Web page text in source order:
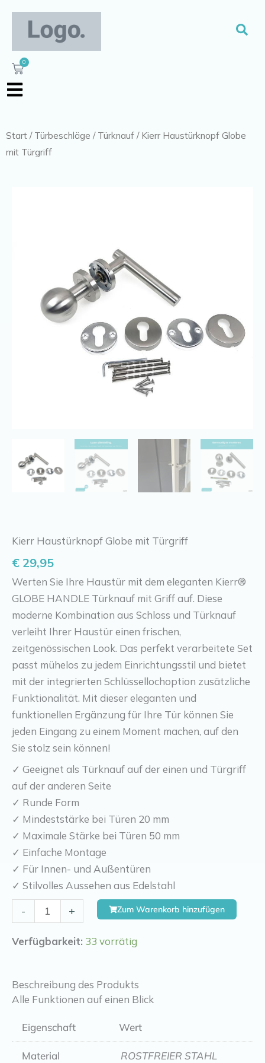
springen
0
Warenkorb
Start / Türbeschläge / Türknauf / Kierr Haustürknopf Globe
mit Türgriff
Kierr Haustürknopf Globe mit Türgriff
€ 29,95
Werten Sie Ihre Haustür mit dem eleganten Kierr®
GLOBE HANDLE Türknauf mit Griff auf. Diese
moderne Kombination aus Schloss und Türknauf
verleiht Ihrer Haustür einen frischen,
zeitgenössischen Look. Das perfekt verarbeitete Set
passt mühelos zu jedem Einrichtungsstil und bietet
mit der integrierten Schlüssellochoption zusätzliche
Funktionalität. Mit dieser eleganten und
funktionellen Ergänzung für Ihre Tür können Sie
jeden Eingang zu einem Moment machen, auf den
Sie stolz sein können!
✓ Geeignet als Türknauf auf der einen und Türgriff
auf der anderen Seite
✓ Runde Form
✓ Mindeststärke bei Türen 20 mm
✓ Maximale Stärke bei Türen 50 mm
✓ Einfache Montage
✓ Für Innen- und Außentüren
✓ Stilvolles Aussehen aus Edelstahl
-
Haustürknopf
Globe
Menge
+ Zum Warenkorb hinzufügen
Verfügbarkeit: 33 vorrätig
Beschreibung des Produkts
Alle Funktionen auf einen Blick
Eigenschaft Wert
Material ROSTFREIER STAHL